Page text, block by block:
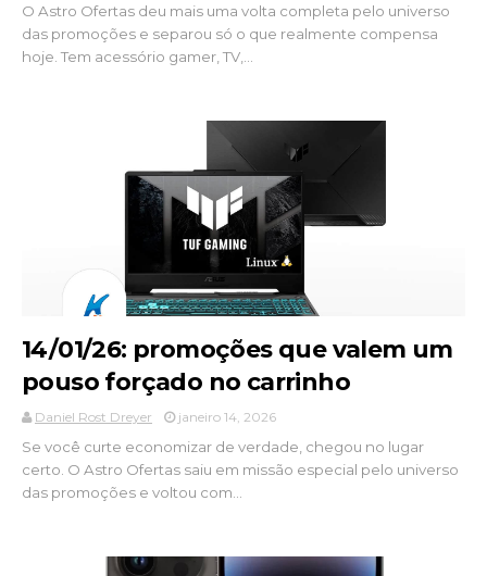
O Astro Ofertas deu mais uma volta completa pelo universo
das promoções e separou só o que realmente compensa
hoje. Tem acessório gamer, TV,...
14/01/26: promoções que valem um
pouso forçado no carrinho
Daniel Rost Dreyer janeiro 14, 2026
Se você curte economizar de verdade, chegou no lugar
certo. O Astro Ofertas saiu em missão especial pelo universo
das promoções e voltou com...